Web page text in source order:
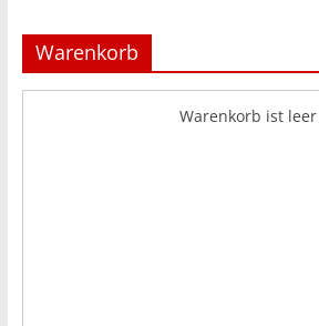
Warenkorb
Warenkorb ist leer